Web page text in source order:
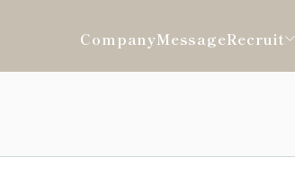
CompanyMessageRecruit